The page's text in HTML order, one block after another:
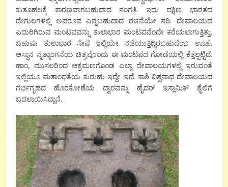
ಕುತೂಹಲಕ್ಕೆ ಕಾರಣವಾಗಬಹುದಾದ ಸಂಗತಿ. ಇದು ದಕ್ಷಿಣ ಭಾರತದ
ದೇಗುಲಗಳಲ್ಲಿ ಅಪರೂಪ ಎನ್ನಬಹುದಾದ ರಚನೆಯೇ ಸರಿ. ದೇವಾಲಯದ
ಎದುರಿಗಿರುವ ಮಂಟಪವನ್ನು ತುಲಾಭಾರ ಮಂಟಪವೆಂದೇ ಕರೆಯಲಾಗುತ್ತಿತ್ತು.
ಬಹುಷಃ ತುಲಾಭಾರ ಸೇವೆ ಇಲ್ಲಿಯೇ ನಡೆಯುತ್ತಿದ್ದಿರಬಹುದೆಂಬ ಊಹೆ.
ಆಸ್ಥಾನ ನೃತ್ಯಾಂಗನೆಯ ಚಿತ್ರವೊಂದು ಈ ಮಂಟಪದ ಗೋಡೆಯಲ್ಲಿ ಕೆತ್ತಲ್ಪಟ್ಟಿದೆ.
ಹಾಂ, ಮುಸಲರಿಂದ ಆಕ್ರಮಣಗೊಂಡ ಎಲ್ಲಾ ದೇವಾಲಯಗಳಲ್ಲಿ ಇರುವಂತೆ
ಇಲ್ಲಿಯೂ ಮತಾಂಧತೆಯ ಕುರುಹು ಇದ್ದೇ ಇದೆ. ಕಾಶಿ ವಿಶ್ವನಾಥ ದೇವಾಲಯದ
ಗರ್ಭಗೃಹದ ಹೊರಕೋಣೆಯ ದ್ವಾರವನ್ನು ಹೈದರ್ ಇಸ್ಲಾಮಿಕ್ ಶೈಲಿಗೆ
ಬದಲಾಯಿಸಿದ್ದಾನೆ.